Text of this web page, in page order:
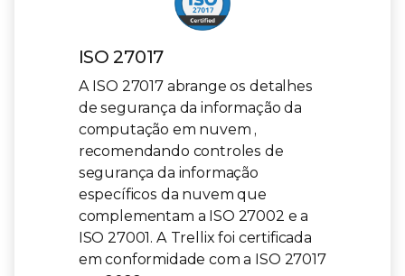
ISO 27017
A ISO 27017 abrange os detalhes
de segurança da informação da
computação em nuvem ,
recomendando controles de
segurança da informação
específicos da nuvem que
complementam a ISO 27002 e a
ISO 27001. A Trellix foi certificada
em conformidade com a ISO 27017